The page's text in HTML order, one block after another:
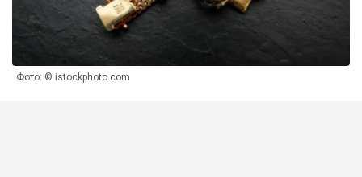
Фото: © istockphoto.com